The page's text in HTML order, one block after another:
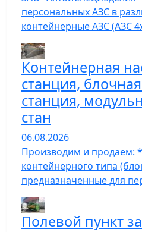
персональных АЗС в
контейнерные АЗС (АЗС
Контейнерная
станция,
станция,
стан
06.08.2026
Производим и продаем:
контейнерного типа
предназначенные для
Полевой пункт